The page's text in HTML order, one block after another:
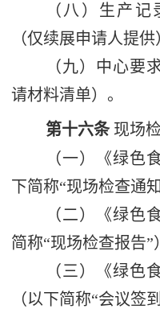
（八）生产
（仅续展申请人提供
（九）中心要
请材料清单）。
第十六条 现场
（一）《绿色
下简称“现场检查通
（二）《绿色
简称“现场检查报告”
（三）《绿色
（以下简称“会议签